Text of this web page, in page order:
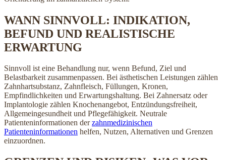
WANN SINNVOLL: INDIKATION,
BEFUND UND REALISTISCHE
ERWARTUNG
Sinnvoll ist eine Behandlung nur, wenn Befund, Ziel und
Belastbarkeit zusammenpassen. Bei ästhetischen Leistungen zählen
Zahnhartsubstanz, Zahnfleisch, Füllungen, Kronen,
Empfindlichkeiten und Erwartungshaltung. Bei Zahnersatz oder
Implantologie zählen Knochenangebot, Entzündungsfreiheit,
Allgemeingesundheit und Pflegefähigkeit. Neutrale
Patienteninformationen derzahnmedizinischen
Patienteninformationen helfen, Nutzen, Alternativen und Grenzen
einzuordnen.